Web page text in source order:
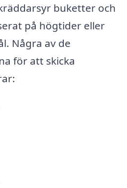
buketter och
på högtider eller
Några av de
för att skicka